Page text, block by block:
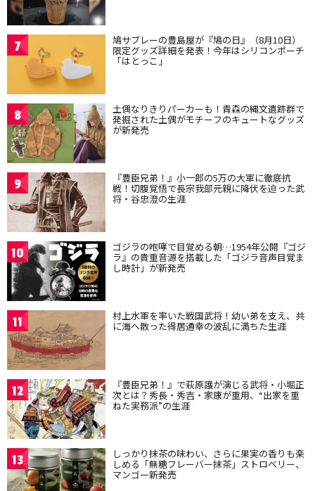
7 鳩サブレーの豊島屋が『鳩の日』（8月10日）
限定グッズ詳細を発表！今年はシリコンポーチ
「はとっこ」
8 土偶なりきりパーカーも！青森の縄文遺跡群で
発掘された土偶がモチーフのキュートなグッズ
が新発売
9 『豊臣兄弟！』小一郎の5万の大軍に徹底抗
戦！切腹覚悟で長宗我部元親に降伏を迫った武
将・谷忠澄の生涯
10 ゴジラの咆哮で目覚める朝…1954年公開『ゴジ
ラ』の貴重音源を搭載した「ゴジラ音声目覚ま
し時計」が新発売
11 村上水軍を率いた戦国武将！幼い弟を支え、共
に海へ散った得居通幸の波乱に満ちた生涯
12 『豊臣兄弟！』で萩原護が演じる武将・小堀正
次とは？秀長・秀吉・家康が重用、“出家を重
ねた実務派”の生涯
13 しっかり抹茶の味わい、さらに果実の香りも楽
しめる「無糖フレーバー抹茶」ストロベリー、
マンゴー新発売